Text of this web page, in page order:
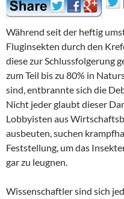
Während seit der heftig
Fluginsekten durch den
diese zur Schlussfolgerung
zum Teil bis zu 80% in
sind, entbrannte sich die
Nicht jeder glaubt dieser
Lobbyisten aus
ausbeuten, suchen
Feststellung, um das
gar zu leugnen.
Wissenschaftler sind sich